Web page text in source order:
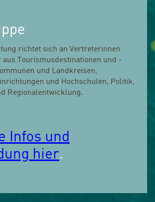
richtet sich an Vertreterinnen
aus Tourismusdestinationen und -
und Landkreisen,
und Hochschulen, Politik,
Regionalentwicklung.
Infos und
hier.